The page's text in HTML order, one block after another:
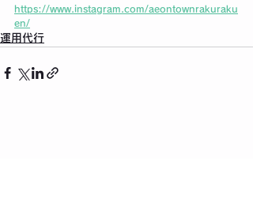
https://www.instagram.com/aeontownrakuraku
en/
運用代行